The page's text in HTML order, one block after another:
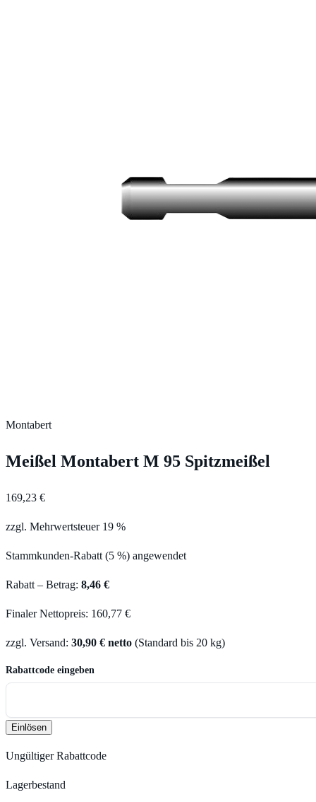
Montabert
Meißel Montabert M 95 Spitzmeißel
169,23 €
zzgl. Mehrwertsteuer 19 %
Stammkunden-Rabatt (5 %) angewendet
Rabatt – Betrag: 8,46 €
Finaler Nettopreis: 160,77 €
zzgl. Versand: 30,90 € netto (Standard bis 20 kg)
Rabattcode eingeben
Einlösen
Ungültiger Rabattcode
Lagerbestand